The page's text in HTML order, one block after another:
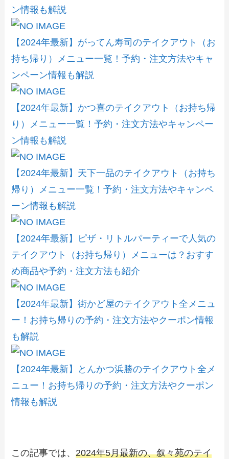
ン情報も解説
【2024年最新】がってん寿司のテイクアウト（お
持ち帰り）メニュー一覧！予約・注文方法やキャ
ンペーン情報も解説
【2024年最新】かつ喜のテイクアウト（お持ち帰
り）メニュー一覧！予約・注文方法やキャンペー
ン情報も解説
【2024年最新】天下一品のテイクアウト（お持ち
帰り）メニュー一覧！予約・注文方法やキャンペ
ーン情報も解説
【2024年最新】ピザ・リトルパーティーで人気の
テイクアウト（お持ち帰り）メニューは？おすす
め商品や予約・注文方法も紹介
【2024年最新】街かど屋のテイクアウト全メニュ
ー！お持ち帰りの予約・注文方法やクーポン情報
も解説
【2024年最新】とんかつ浜勝のテイクアウト全メ
ニュー！お持ち帰りの予約・注文方法やクーポン
情報も解説
この記事では、2024年5月最新の、叙々苑のテイ